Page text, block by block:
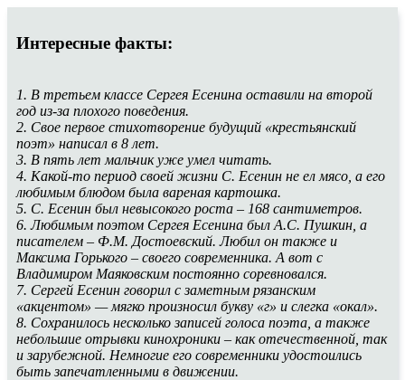
Интересные факты:
1. В третьем классе Сергея Есенина оставили на второй
год из-за плохого поведения.
2. Свое первое стихотворение будущий «крестьянский
поэт» написал в 8 лет.
3. В пять лет мальчик уже умел читать.
4. Какой-то период своей жизни С. Есенин не ел мясо, а его
любимым блюдом была вареная картошка.
5. С. Есенин был невысокого роста – 168 сантиметров.
6. Любимым поэтом Сергея Есенина был А.С. Пушкин, а
писателем – Ф.М. Достоевский. Любил он также и
Максима Горького – своего современника. А вот с
Владимиром Маяковским постоянно соревновался.
7. Сергей Есенин говорил с заметным рязанским
«акцентом» — мягко произносил букву «г» и слегка «окал».
8. Сохранилось несколько записей голоса поэта, а также
небольшие отрывки кинохроники – как отечественной, так
и зарубежной. Немногие его современники удостоились
быть запечатленными в движении.